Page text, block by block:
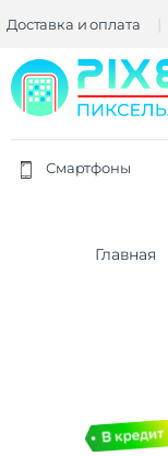
Доставка и оплата
Смартфоны
Главная